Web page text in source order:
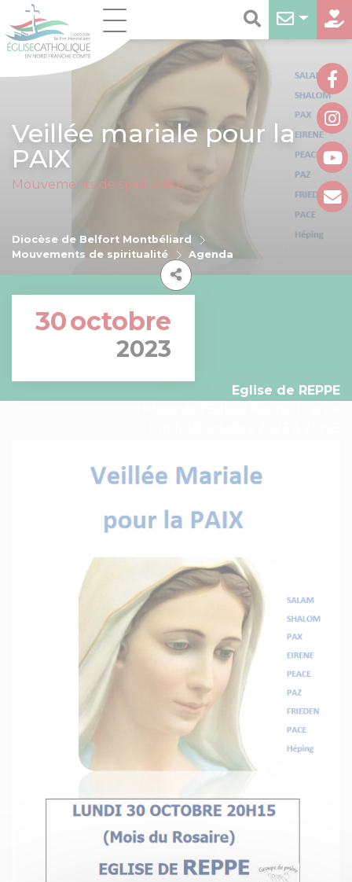
Veillée mariale pour la
PAIX
Mouvements de spiritualité
Diocèse de Belfort Montbéliard
Mouvements de spiritualité
Agenda
30octobre
2023
Eglise de REPPE